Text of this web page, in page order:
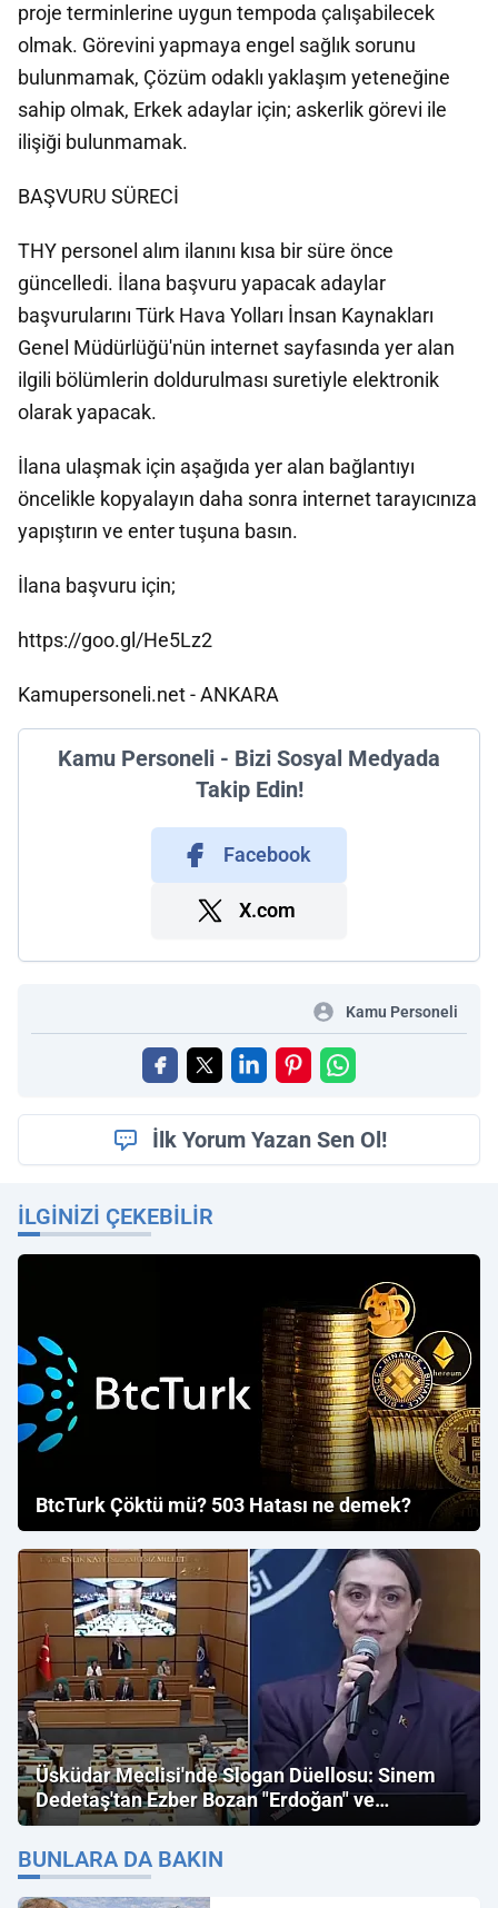
proje terminlerine uygun tempoda çalışabilecek
olmak. Görevini yapmaya engel sağlık sorunu
bulunmamak, Çözüm odaklı yaklaşım yeteneğine
sahip olmak, Erkek adaylar için; askerlik görevi ile
ilişiği bulunmamak.
BAŞVURU SÜRECİ
THY personel alım ilanını kısa bir süre önce
güncelledi. İlana başvuru yapacak adaylar
başvurularını Türk Hava Yolları İnsan Kaynakları
Genel Müdürlüğü'nün internet sayfasında yer alan
ilgili bölümlerin doldurulması suretiyle elektronik
olarak yapacak.
İlana ulaşmak için aşağıda yer alan bağlantıyı
öncelikle kopyalayın daha sonra internet tarayıcınıza
yapıştırın ve enter tuşuna basın.
İlana başvuru için;
https://goo.gl/He5Lz2
Kamupersoneli.net - ANKARA
Kamu Personeli - Bizi Sosyal Medyada
Takip Edin!
Facebook
X.com
Kamu Personeli
İlk Yorum Yazan Sen Ol!
İLGINIZI ÇEKEBILIR
BtcTurk Çöktü mü? 503 Hatası ne demek?
Üsküdar Meclisi'nde Slogan Düellosu: Sinem
Dedetaş'tan Ezber Bozan "Erdoğan" ve
"İmamoğlu" Çıkışı!
BUNLARA DA BAKIN